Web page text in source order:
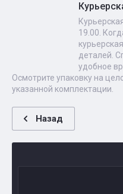
19.00.
деталей.
удобное
Осмотрите упаковку на
указанной комплектации.
Назад